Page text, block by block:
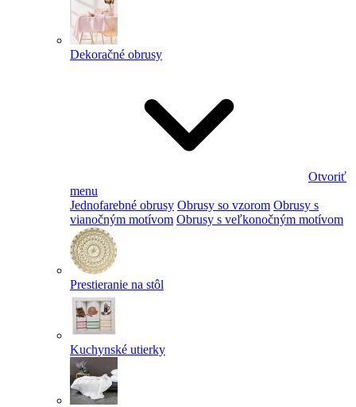
Dekoračné obrusy
Otvoriť
menu
Jednofarebné obrusy Obrusy so vzorom Obrusy s
vianočným motívom Obrusy s veľkonočným motívom
Prestieranie na stôl
Kuchynské utierky